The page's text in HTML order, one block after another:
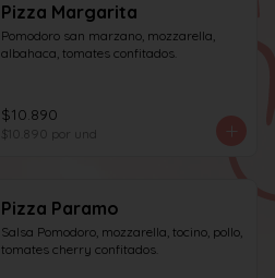
Pizza Margarita
Pomodoro san marzano, mozzarella,
albahaca, tomates confitados.
$10.890
$10.890 por und
Pizza Paramo
Salsa Pomodoro, mozzarella, tocino, pollo,
tomates cherry confitados.